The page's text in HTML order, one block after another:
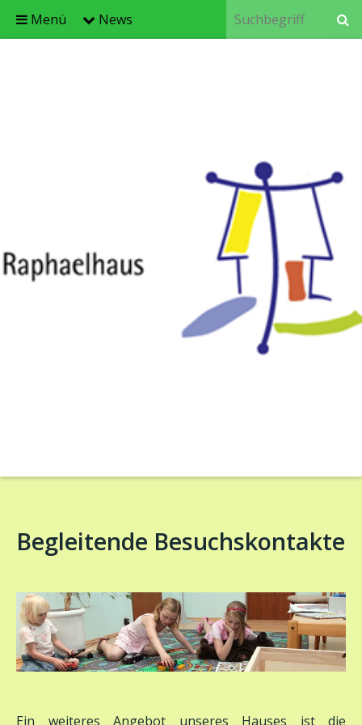
Menü News
Begleitende Besuchskontakte
Ein weiteres Angebot unseres Hauses ist die